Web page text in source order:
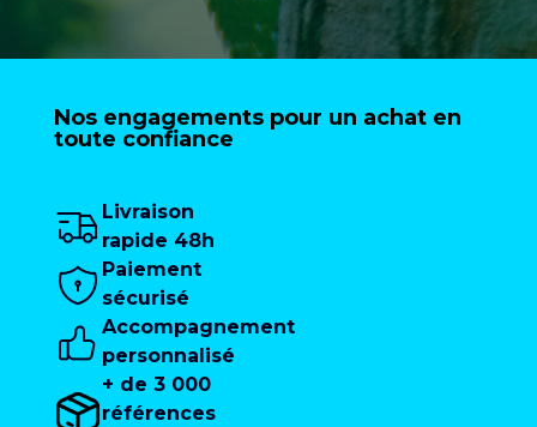
Nos engagements pour un achat en
toute confiance
Livraison
rapide 48h
Paiement
sécurisé
Accompagnement
personnalisé
+ de 3 000
références